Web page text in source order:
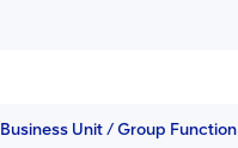
Business Unit / Group Function